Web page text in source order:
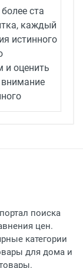
ста
каждый
истинного
и оценить
для
но и
поиска
цен.
категории
для дома и